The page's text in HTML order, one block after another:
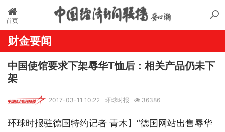
首页
财金要闻
中国使馆要求下架辱华T恤后：相关产品仍未下
架
2017-03-11 10:22 环球时报 36386
环球时报驻德国特约记者 青木】“德国网站出售辱华